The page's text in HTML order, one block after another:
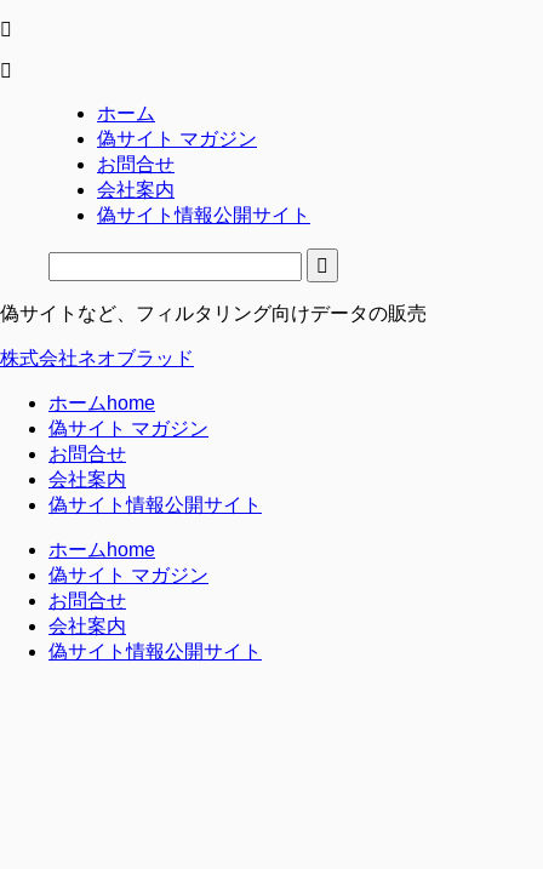
ホーム
偽サイト マガジン
お問合せ
会社案内
偽サイト情報公開サイト
偽サイトなど、フィルタリング向けデータの販売
株式会社ネオブラッド
ホーム home
偽サイト マガジン
お問合せ
会社案内
偽サイト情報公開サイト
ホーム home
偽サイト マガジン
お問合せ
会社案内
偽サイト情報公開サイト